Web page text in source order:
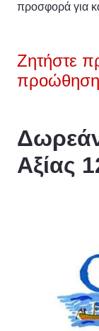
προσφορά για
Ζητήστε
Αξίας